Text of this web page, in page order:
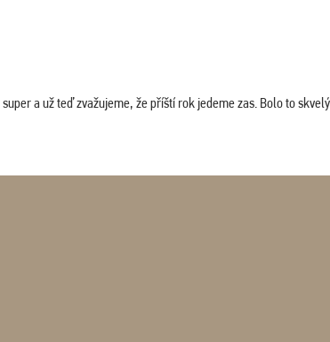
a už teď zvažujeme, že příští rok jedeme zas. Bolo to